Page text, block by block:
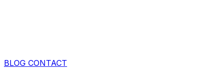
BLOG CONTACT